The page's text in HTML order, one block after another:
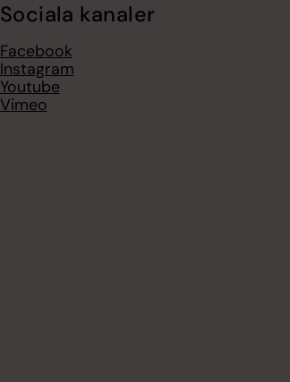
Sociala kanaler
Facebook
Instagram
Youtube
Vimeo